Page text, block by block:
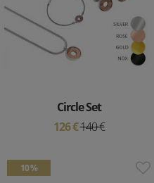
Circle Set
126 €140 €
10 %